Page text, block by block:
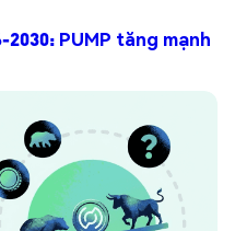
PUMP tăng mạnh